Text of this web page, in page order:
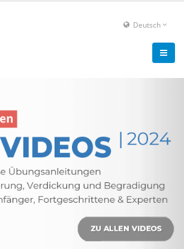
Deutsch